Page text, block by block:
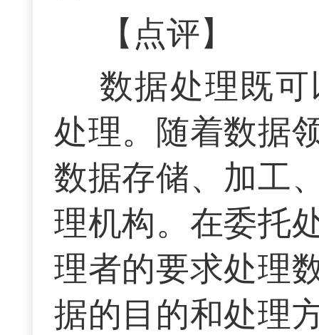
【点评】
数据处理既
处理。随着数据
数据存储、加工
理机构。在委托
理者的要求处理
据的目的和处理